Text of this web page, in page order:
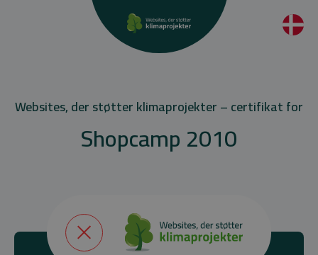
Websites, der støtter klimaprojekter – certifikat for
Shopcamp 2010